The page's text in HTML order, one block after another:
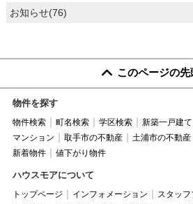
お知らせ(76)
このページの先
物件を探す
物件検索 町名検索 学区検索 新築一戸建て
マンション
取手市の不動産 土浦市の不動産
新着物件
値下がり物件
ハウスモアについて
トップページ インフォメーション スタッ